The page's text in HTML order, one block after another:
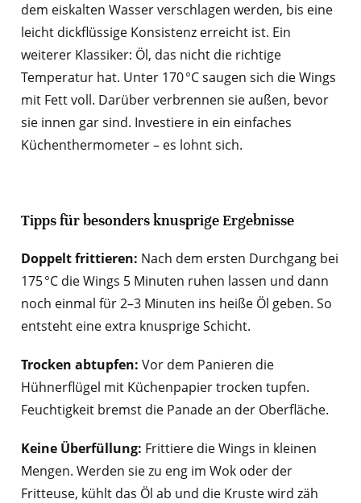
dem eiskalten Wasser verschlagen werden, bis eine
leicht dickflüssige Konsistenz erreicht ist. Ein
weiterer Klassiker: Öl, das nicht die richtige
Temperatur hat. Unter 170 °C saugen sich die Wings
mit Fett voll. Darüber verbrennen sie außen, bevor
sie innen gar sind. Investiere in ein einfaches
Küchenthermometer – es lohnt sich.
Tipps für besonders knusprige Ergebnisse
Doppelt frittieren: Nach dem ersten Durchgang bei
175 °C die Wings 5 Minuten ruhen lassen und dann
noch einmal für 2–3 Minuten ins heiße Öl geben. So
entsteht eine extra knusprige Schicht.
Trocken abtupfen: Vor dem Panieren die
Hühnerflügel mit Küchenpapier trocken tupfen.
Feuchtigkeit bremst die Panade an der Oberfläche.
Keine Überfüllung: Frittiere die Wings in kleinen
Mengen. Werden sie zu eng im Wok oder der
Fritteuse, kühlt das Öl ab und die Kruste wird zäh